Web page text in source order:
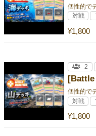
¥1,800
対戦
¥1,800
2
対戦